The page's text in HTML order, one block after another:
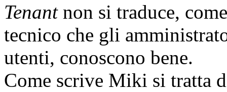
Tenantnon si traduce,
tecnico che gli
utenti, conoscono bene.
Come scrive Miki si tratta